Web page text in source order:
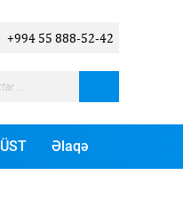
+994 55 888-52-42
ÜST Əlaqə